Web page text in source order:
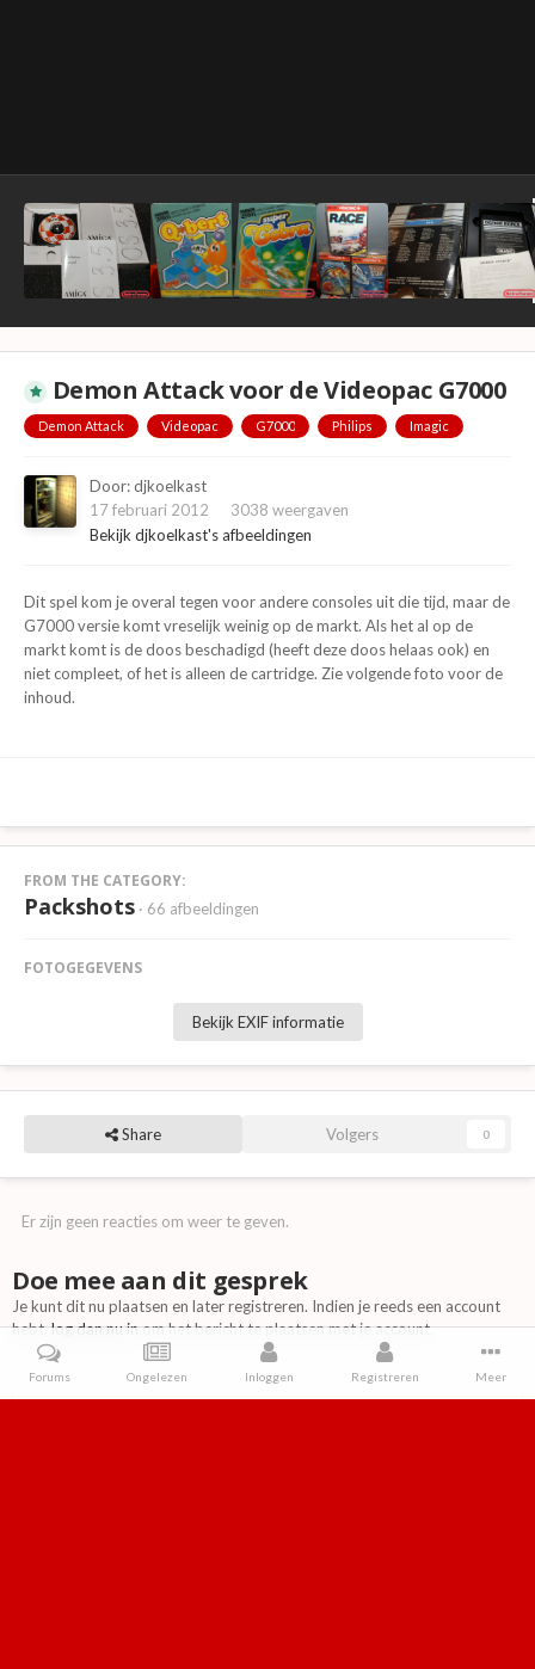
Demon Attack voor de Videopac G7000
Demon Attack Videopac G7000 Philips Imagic
Door:djkoelkast
17 februari 2012
3038 weergaven
Bekijk djkoelkast's afbeeldingen
Dit spel kom je overal tegen voor andere consoles uit die tijd, maar de
G7000 versie komt vreselijk weinig op de markt. Als het al op de
markt komt is de doos beschadigd (heeft deze doos helaas ook) en
niet compleet, of het is alleen de cartridge. Zie volgende foto voor de
inhoud.
FROM THE CATEGORY:
Packshots · 66 afbeeldingen
FOTOGEGEVENS
Bekijk EXIF informatie
Share Volgers 0
Er zijn geen reacties om weer te geven.
Doe mee aan dit gesprek
Je kunt dit nu plaatsen en later registreren. Indien je reeds een account
hebt,log dan nu inom het bericht te plaatsen met je account.
Forums Ongelezen Inloggen Registreren Meer